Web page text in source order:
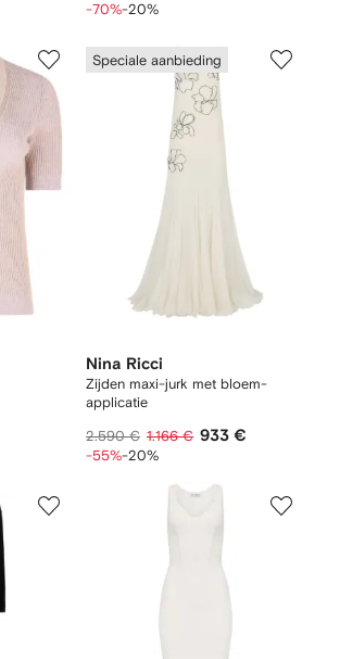
-70%-20%
Speciale aanbieding
Nina Ricci
Zijden maxi-jurk met bloem-
applicatie
2.590 € 1.166 € 933 €
-55%-20%